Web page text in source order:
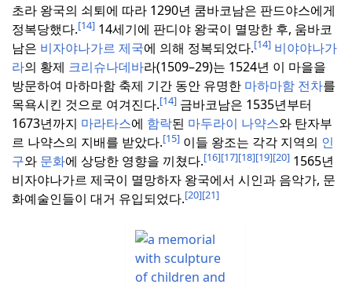
초라 왕국의 쇠퇴에 따라 1290년 쿰바코남은 판드야스에게
정복당했다.[14] 14세기에 판디야 왕국이 멸망한 후, 움바코
남은 비자야나가르 제국에 의해 정복되었다.[14] 비야야나가
라의 황제 크리슈나데바라(1509–29)는 1524년 이 마을을
방문하여 마하마함 축제 기간 동안 유명한 마하마함 전차를
목욕시킨 것으로 여겨진다.[14] 금바코남은 1535년부터
1673년까지 마라타스에 함락된 마두라이 나약스와 탄자부
르 나약스의 지배를 받았다.[15] 이들 왕조는 각각 지역의 인
구와 문화에 상당한 영향을 끼쳤다.[16][17][18][19][20] 1565년
비자야나가르 제국이 멸망하자 왕국에서 시인과 음악가, 문
화예술인들이 대거 유입되었다.[20][21]